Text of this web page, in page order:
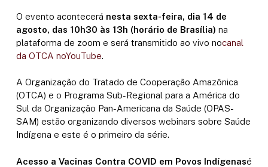
O evento acontecerá nesta sexta-feira, dia 14 de
agosto, das 10h30 às 13h (horário de Brasília) na
plataforma de zoom e será transmitido ao vivo nocanal
da OTCA noYouTube.
A Organização do Tratado de Cooperação Amazônica
(OTCA) e o Programa Sub-Regional para a América do
Sul da Organização Pan-Americana da Saúde (OPAS-
SAM) estão organizando diversos webinars sobre Saúde
Indígena e este é o primeiro da série.
Acesso a Vacinas Contra COVID em Povos Indígenasé